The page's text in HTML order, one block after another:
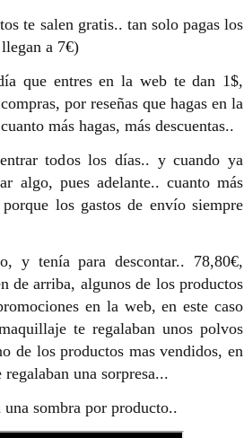
te salen gratis.. tan solo pagas los
a 7€)
que entres en la web te dan 1$,
por reseñas que hagas en la
más hagas, más descuentas..
todos los días.. y cuando ya
algo, pues adelante.. cuanto más
los gastos de envío siempre
y tenía para descontar.. 78,80€,
de arriba, algunos de los productos
en la web, en este caso
te regalaban unos polvos
de los productos mas vendidos, en
una sorpresa...
sombra por producto..